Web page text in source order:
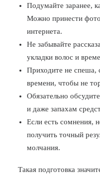
Подумайте заранее,
Можно принести
интернета.
Не забывайте
укладки волос и
Приходите не спеша,
времени, чтобы не
Обязательно
и даже запахам
Если есть сомнения,
получить точный
молчания.
Такая подготовка